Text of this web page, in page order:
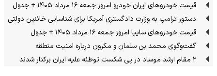
قیمت خودرو‌های ایران خودرو امروز جمعه ۱۶ مرداد ۱۴۰۵ + جدول
دستور ترامپ به وزارت دادگستری آمریکا برای شناسایی خائنین دولتی
قیمت خودرو‌های سایپا امروز جمعه ۱۶ مرداد ۱۴۰۵ + جدول
گفت‌وگوی محمد بن سلمان و مکرون درباره امنیت منطقه
۲ مقام‌ ارشد موساد در پی شکست توطئه علیه ایران برکنار شدند